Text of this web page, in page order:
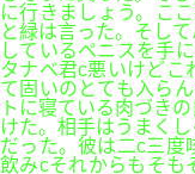
に行きましょう。こ
と緑は言った。そし
しているペニスを手
タナベ君c悪いけどこ
て固いのとても入ら
トに寝ている肉づき
けた。相手はうまく
だった。彼は二c三度
飲みcそれからもそも